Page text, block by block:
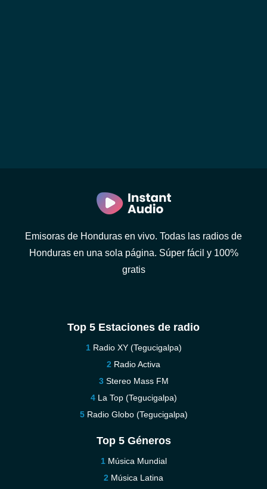
Emisoras de Honduras en vivo. Todas las radios de
Honduras en una sola página. Súper fácil y 100%
gratis
Top 5 Estaciones de radio
Radio XY (Tegucigalpa)
Radio Activa
Stereo Mass FM
La Top (Tegucigalpa)
Radio Globo (Tegucigalpa)
Top 5 Géneros
Música Mundial
Música Latina